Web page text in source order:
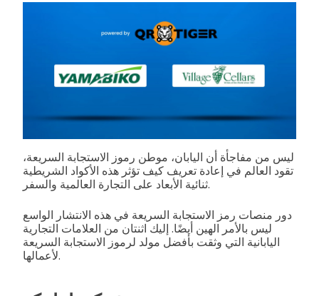
ليس من مفاجأة أن اليابان، موطن رموز الاستجابة السريعة،
تقود العالم في إعادة تعريف كيف تؤثر هذه الأكواد الشريطية
ثنائية الأبعاد على التجارة العالمية والسفر.
دور منصات رمز الاستجابة السريعة في هذه الانتشار الواسع
ليس بالأمر الهين أيضًا. إليك اثنتان من العلامات التجارية
اليابانية التي وثقت بأفضل مولد لرموز الاستجابة السريعة
لأعمالها.